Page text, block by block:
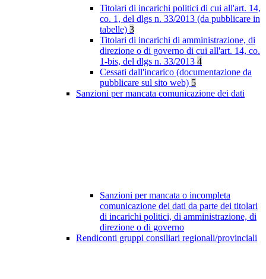
Titolari di incarichi politici di cui all'art. 14,
co. 1, del dlgs n. 33/2013 (da pubblicare in
tabelle) 3
Titolari di incarichi di amministrazione, di
direzione o di governo di cui all'art. 14, co.
1-bis, del dlgs n. 33/2013 4
Cessati dall'incarico (documentazione da
pubblicare sul sito web) 5
Sanzioni per mancata comunicazione dei dati
Sanzioni per mancata o incompleta
comunicazione dei dati da parte dei titolari
di incarichi politici, di amministrazione, di
direzione o di governo
Rendiconti gruppi consiliari regionali/provinciali